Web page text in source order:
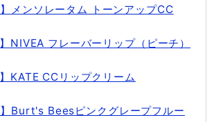
メンソレータム トーンアップCC
NIVEA フレーバーリップ（ピーチ）
KATE CCリップクリーム
】Burt's Beesピンクグレープフルー